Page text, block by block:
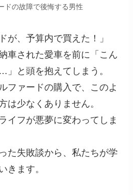
ドの故障で後悔する男性
が、予算内で買えた！」
車された愛車を前に「こん
と頭を抱えてしまう。
ファードの購入で、このよ
は少なくありません。
イフが悪夢に変わってしま
た失敗談から、私たちが学
きます。